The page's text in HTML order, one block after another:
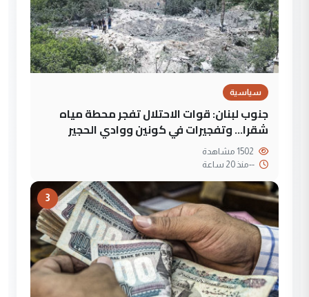
سياسية
جنوب لبنان: قوات الاحتلال تفجر محطة مياه
شقرا… وتفجيرات في كونين ووادي الحجير
--منذ 20 ساعة
3